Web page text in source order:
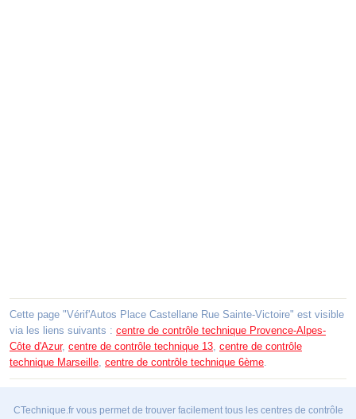
Cette page "Vérif'Autos Place Castellane Rue Sainte-Victoire" est visible
via les liens suivants : centre de contrôle technique Provence-Alpes-
Côte d'Azur, centre de contrôle technique 13, centre de contrôle
technique Marseille, centre de contrôle technique 6ème.
CTechnique.fr vous permet de trouver facilement tous les centres de contrôle